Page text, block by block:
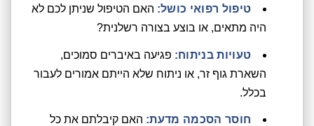
טיפול רפואי כושל: האם הטיפול שניתן לכם לא
היה מתאים, או בוצע בצורה רשלנית?
טעויות בניתוח: פגיעה באיברים סמוכים,
השארת גוף זר, או ניתוח שלא הייתם אמורים לעבור
בכלל.
חוסר הסכמה מדעת: האם קיבלתם את כל